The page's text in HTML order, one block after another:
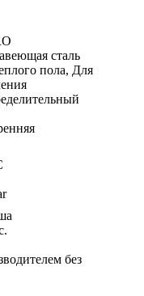
сталь
пола, Для
без